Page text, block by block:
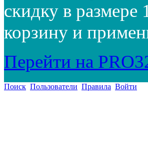
скидку в
корзину и
Перейти на
Поиск Пользователи Правила Войти